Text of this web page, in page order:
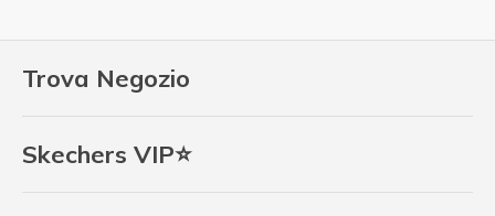
Trova Negozio
Skechers VIP⭐